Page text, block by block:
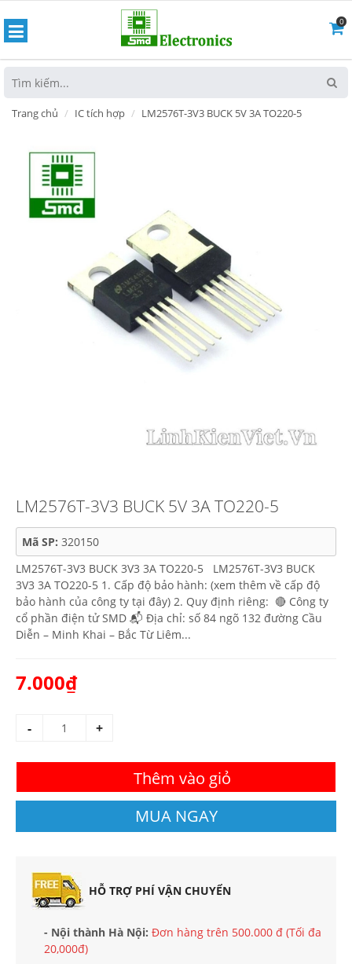
0
Trang chủ IC tích hợp LM2576T-3V3 BUCK 5V 3A TO220-5
LM2576T-3V3 BUCK 5V 3A TO220-5
Mã SP: 320150
LM2576T-3V3 BUCK 3V3 3A TO220-5 LM2576T-3V3 BUCK
3V3 3A TO220-5 1. Cấp độ bảo hành: (xem thêm về cấp độ
bảo hành của công ty tại đây) 2. Quy định riêng: 🔴 Công ty
cổ phần điện tử SMD 📬 Địa chỉ: số 84 ngõ 132 đường Cầu
Diễn – Minh Khai – Bắc Từ Liêm...
7.000₫
- +
Thêm vào giỏ
MUA NGAY
HỖ TRỢ PHÍ VẬN CHUYỂN
- Nội thành Hà Nội: Đơn hàng trên 500.000 đ (Tối đa
20,000đ)